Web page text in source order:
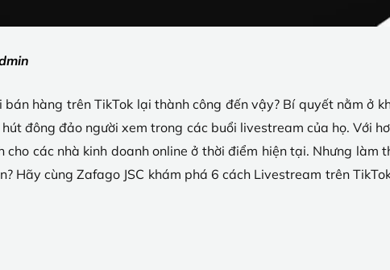
hàng trên TikTok lại thành công đến vậy? Bí quyết nằm ở
đông đảo người xem trong các buổi livestream của họ. Với
cho các nhà kinh doanh online ở thời điểm hiện tại. Nhưng làm
Hãy cùng Zafago JSC khám phá 6 cách Livestream trên